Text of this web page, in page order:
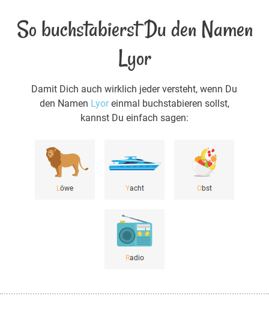
So buchstabierst Du den Namen
Lyor
Damit Dich auch wirklich jeder versteht, wenn Du
den Namen Lyoreinmal buchstabieren sollst,
kannst Du einfach sagen:
Löwe Yacht Obst
Radio